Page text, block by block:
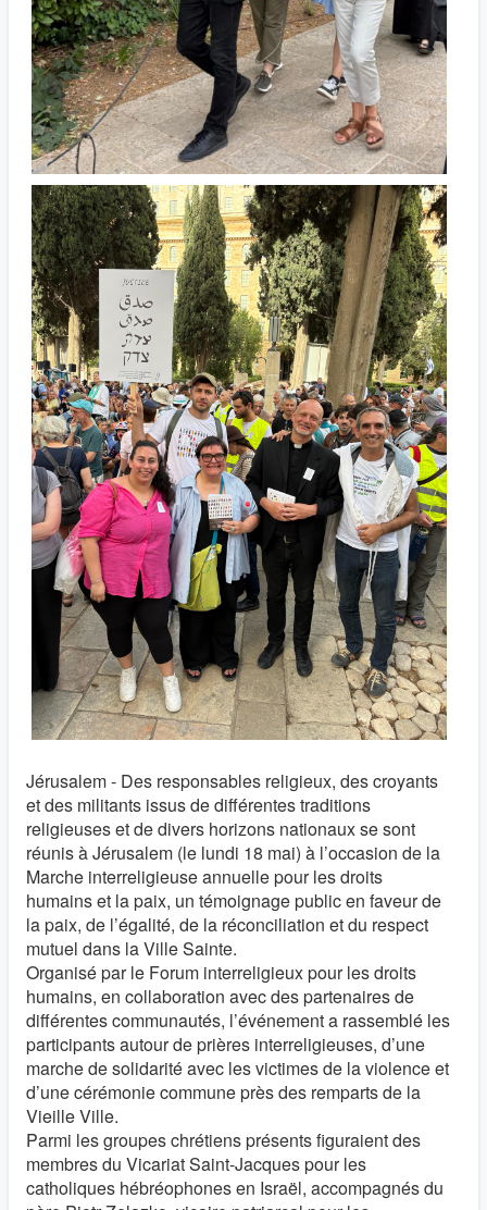
Jérusalem - Des responsables religieux, des croyants
et des militants issus de différentes traditions
religieuses et de divers horizons nationaux se sont
réunis à Jérusalem (le lundi 18 mai) à l’occasion de la
Marche interreligieuse annuelle pour les droits
humains et la paix, un témoignage public en faveur de
la paix, de l’égalité, de la réconciliation et du respect
mutuel dans la Ville Sainte.
Organisé par le Forum interreligieux pour les droits
humains, en collaboration avec des partenaires de
différentes communautés, l’événement a rassemblé les
participants autour de prières interreligieuses, d’une
marche de solidarité avec les victimes de la violence et
d’une cérémonie commune près des remparts de la
Vieille Ville.
Parmi les groupes chrétiens présents figuraient des
membres du Vicariat Saint-Jacques pour les
catholiques hébréophones en Israël, accompagnés du